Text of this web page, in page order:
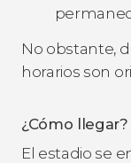
No obstante,
horarios son
¿Cómo llegar?
El estadio se